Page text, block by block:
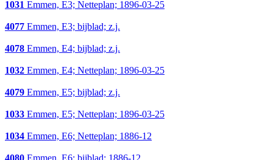
1031 Emmen, E3; Netteplan; 1896-03-25
4077 Emmen, E3; bijblad; z.j.
4078 Emmen, E4; bijblad; z.j.
1032 Emmen, E4; Netteplan; 1896-03-25
4079 Emmen, E5; bijblad; z.j.
1033 Emmen, E5; Netteplan; 1896-03-25
1034 Emmen, E6; Netteplan; 1886-12